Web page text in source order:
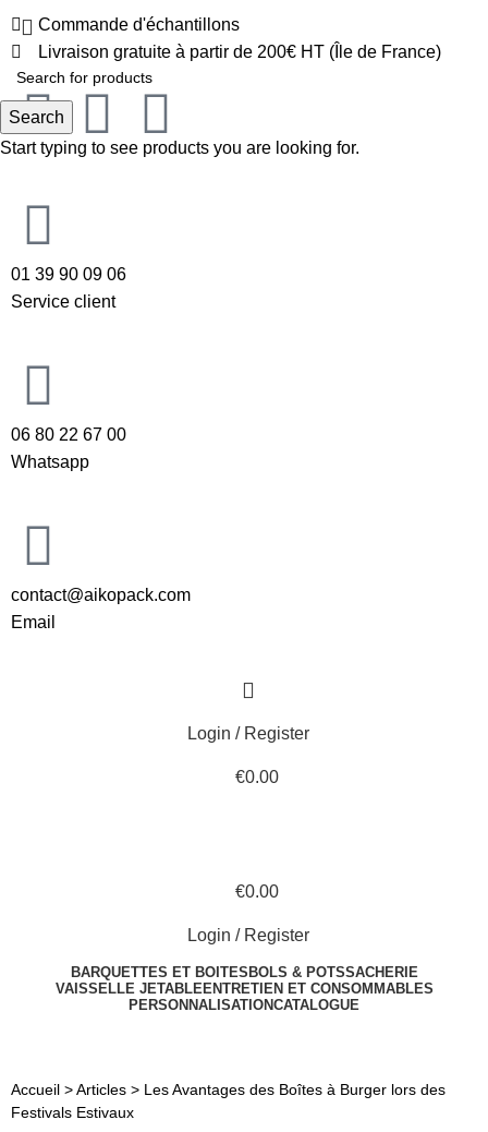
Commande d'échantillons
Livraison gratuite à partir de 200€ HT (Île de France)
01 39 90 09 06
Service client
06 80 22 67 00
Whatsapp
contact@aikopack.com
Email
Login / Register
€0.00
€0.00
Login / Register
BARQUETTES ET BOITES BOLS & POTSSACHERIE
VAISSELLE JETABLEENTRETIEN ET CONSOMMABLES
PERSONNALISATIONCATALOGUE
Accueil > Articles > Les Avantages des Boîtes à Burger lors des
Festivals Estivaux
Search
Start typing to see products you are looking for.